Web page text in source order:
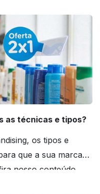
as técnicas e tipos?
os tipos e
que a sua marca
nosso conteúdo